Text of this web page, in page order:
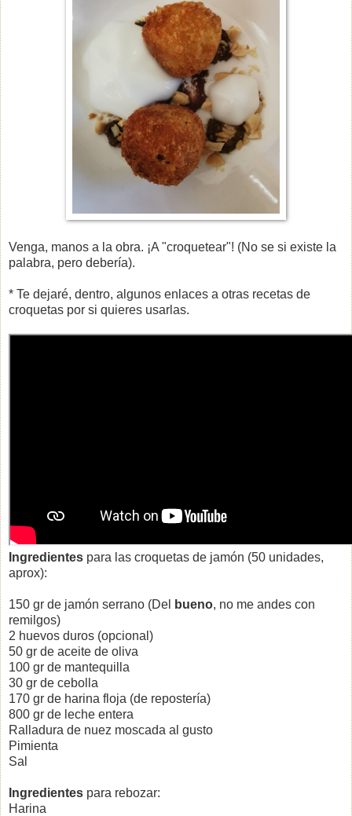
Venga, manos a la obra. ¡A "croquetear"! (No se si existe la
palabra, pero debería).
* Te dejaré, dentro, algunos enlaces a otras recetas de
croquetas por si quieres usarlas.
Ingredientes para las croquetas de jamón (50 unidades,
aprox):
150 gr de jamón serrano (Del bueno, no me andes con
remilgos)
2 huevos duros (opcional)
50 gr de aceite de oliva
100 gr de mantequilla
30 gr de cebolla
170 gr de harina floja (de repostería)
800 gr de leche entera
Ralladura de nuez moscada al gusto
Pimienta
Sal
Ingredientes para rebozar:
Harina